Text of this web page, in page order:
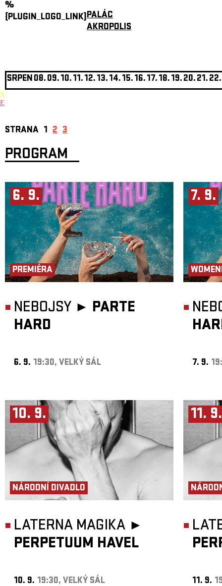
%
{PLUGIN_LOGO_LINK}PALÁC
AKROPOLIS
SRPEN08.09.10.11.12.13.14.15.16.17.18.19.20.21.22.
X
E
STRANA 1 2 3
PROGRAM
6. 9.
PREMIÉRA
NEBOJSY ► PARTE
HARD
6. 9. 19:30, VELKÝ SÁL
7. 9.
7. 9.
10. 9.
NÁRODNÍ DIVADLO
LATERNA MAGIKA ►
PERPETUUM HAVEL
10. 9. 19:30, VELKÝ SÁL
11. 9.
11. 9.